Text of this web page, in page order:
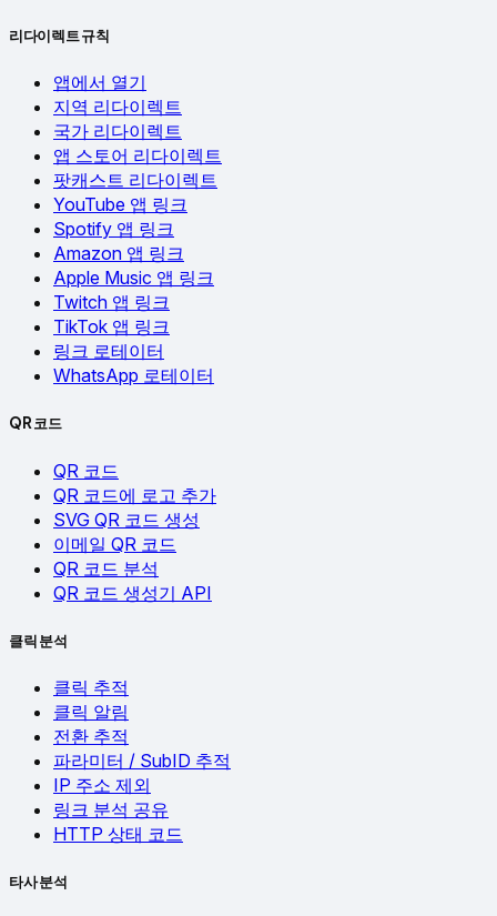
리다이렉트 규칙
앱에서 열기
지역 리다이렉트
국가 리다이렉트
앱 스토어 리다이렉트
팟캐스트 리다이렉트
YouTube 앱 링크
Spotify 앱 링크
Amazon 앱 링크
Apple Music 앱 링크
Twitch 앱 링크
TikTok 앱 링크
링크 로테이터
WhatsApp 로테이터
QR 코드
QR 코드
QR 코드에 로고 추가
SVG QR 코드 생성
이메일 QR 코드
QR 코드 분석
QR 코드 생성기 API
클릭 분석
클릭 추적
클릭 알림
전환 추적
파라미터 / SubID 추적
IP 주소 제외
링크 분석 공유
HTTP 상태 코드
타사 분석